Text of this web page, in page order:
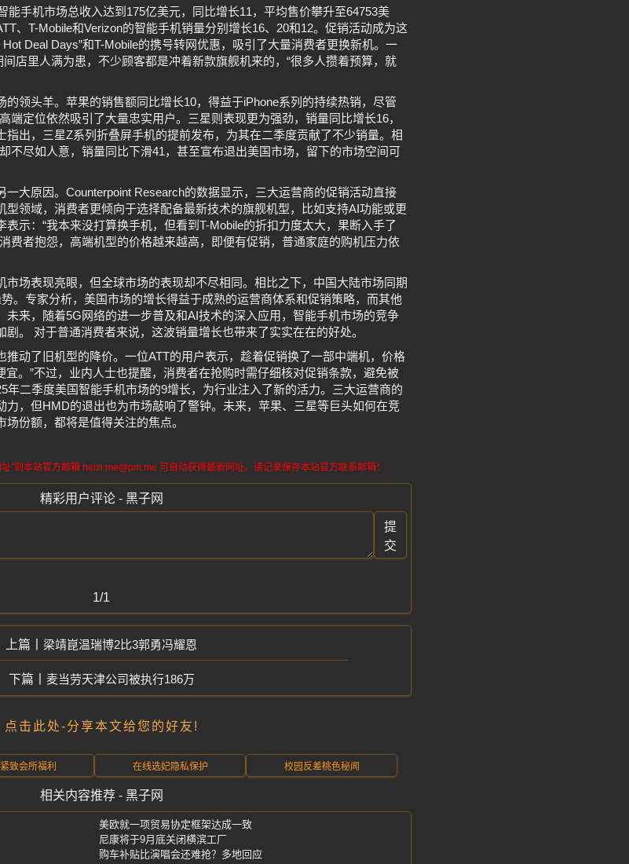
能手机市场总收入达到175亿美元，同比增长11，平均售价攀升至64753美
、T-Mobile和Verizon的智能手机销量分别增长16、20和12。促销活动成为这
Deal Days”和T-Mobile的携号转网优惠，吸引了大量消费者更换新机。一
店里人满为患，不少顾客都是冲着新款旗舰机来的，“很多人攒着预算，就
的领头羊。苹果的销售额同比增长10，得益于iPhone系列的持续热销，尽管
端定位依然吸引了大量忠实用户。三星则表现更为强劲，销量同比增长16，
出，三星Z系列折叠屏手机的提前发布，为其在二季度贡献了不少销量。相
不尽如人意，销量同比下滑41，甚至宣布退出美国市场，留下的市场空间可
大原因。Counterpoint Research的数据显示，三大运营商的促销活动直接
领域，消费者更倾向于选择配备最新技术的旗舰机型，比如支持AI功能或更
示：“我本来没打算换手机，但看到T-Mobile的折扣力度太大，果断入手了
费者抱怨，高端机型的价格越来越高，即便有促销，普通家庭的购机压力依
场表现亮眼，但全球市场的表现却不尽相同。相比之下，中国大陆市场同期
。专家分析，美国市场的增长得益于成熟的运营商体系和促销策略，而其他
来，随着5G网络的进一步普及和AI技术的深入应用，智能手机市场的竞争
。 对于普通消费者来说，这波销量增长也带来了实实在在的好处。
动了旧机型的降价。一位ATT的用户表示，趁着促销换了一部中端机，价格
宜。”不过，业内人士也提醒，消费者在抢购时需仔细核对促销条款，避免被
年二季度美国智能手机市场的9增长，为行业注入了新的活力。三大运营商的
力，但HMD的退出也为市场敲响了警钟。未来，苹果、三星等巨头如何在竞
份额，都将是值得关注的焦点。
”到本站官方邮箱 heizi.me@pm.me 可自动获得最新网址。请记录保存本站官方联系邮箱！
精彩用户评论 - 黑子网
提
交
1/1
梁靖崑温瑞博2比3郭勇冯耀恩
麦当劳天津公司被执行186万
点击此处-分享本文给您的好友!
致会所福利 在线选妃隐私保护 校园反差桃色秘闻
相关内容推荐 - 黑子网
美欧就一项贸易协定框架达成一致
尼康将于9月底关闭横滨工厂
购车补贴比演唱会还难抢？多地回应